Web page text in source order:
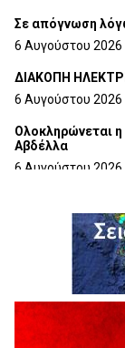
Σε απόγνωση
6 Αυγούστου 2026
ΔΙΑΚΟΠΗ
6 Αυγούστου 2026
Ολοκληρώνεται
Αβδέλλα
6 Αυγούστου 2026
5 Αυγούστου 2026
Ο ΑΝΔΡΕΑΣ
ΓΡΕΒΕΝΩΝ
5 Αυγούστου 2026
Ευχαριστήριο
Παρασχάκη